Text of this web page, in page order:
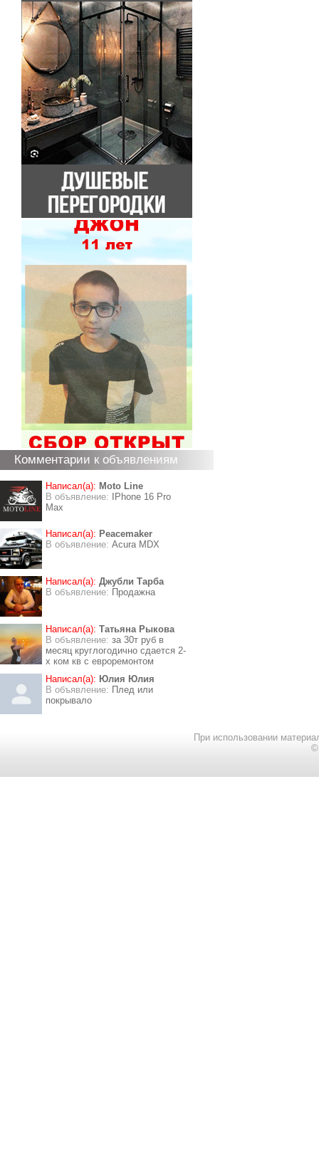
Комментарии к объявлениям
Написал(а): Moto Line
В объявление:
IPhone 16 Pro
Max
Написал(а): Peacemaker
В объявление: Acura MDX
Написал(а): Джубли Тарба
В объявление: Продажна
Написал(а): Татьяна Рыкова
В объявление: за 30т руб в
месяц круглогодично сдается 2-
х ком кв с евроремонтом
Написал(а): Юлия Юлия
В объявление: Плед или
покрывало
При использовании